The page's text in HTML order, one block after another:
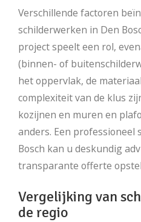
Verschillende factoren
schilderwerken in Den
project speelt een rol,
(binnen- of
het oppervlak, de
complexiteit van de klus
kozijnen en muren en
anders. Een professioneel
Bosch kan u deskundig
transparante offerte
Vergelijking van
de regio